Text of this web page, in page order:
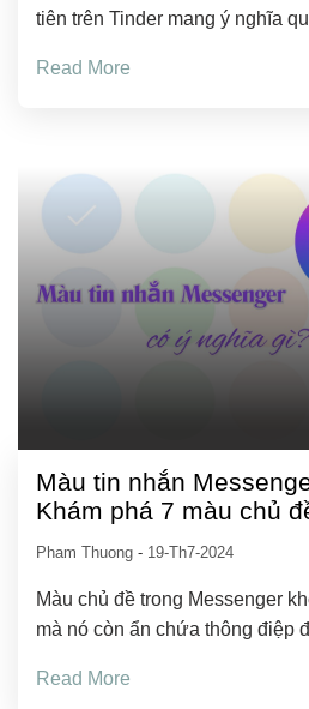
tiên trên Tinder mang ý nghĩa
Read More
Màu tin nhắn
Khám phá 7 màu chủ
Pham Thuong - 19-Th7-2024
Màu chủ đề trong Messenger
mà nó còn ẩn chứa thông điệp
Read More